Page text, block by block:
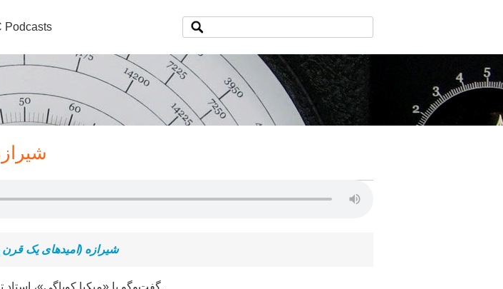
Podcasts
شیرازه (امیدهای یک
گفت‌وگو با «میکیا کویاگی»، استاد تاریخ دانشگاه تگزاس در شهر آستین.